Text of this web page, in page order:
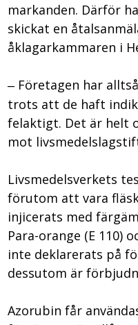
markanden. Därför
skickat en
åklagarkammaren i
– Företagen har
trots att de haft
felaktigt. Det är helt
mot
Livsmedelsverkets
förutom att vara
injicerats med
Para-orange (E 110)
inte deklarerats på
dessutom är
Azorubin får